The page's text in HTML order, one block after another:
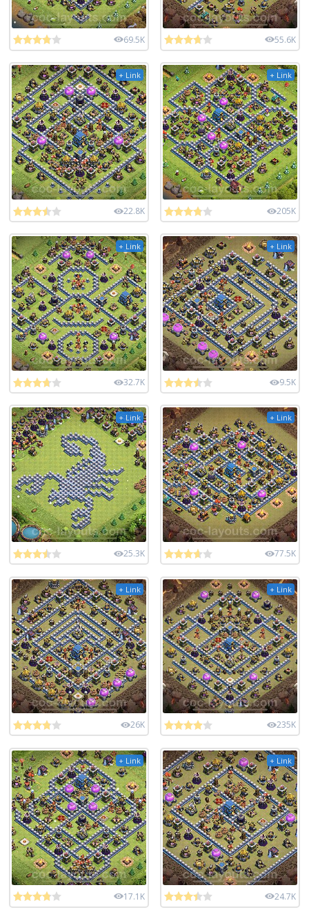
69.5K 55.6K
+ Link
22.8K
+ Link
205K
+ Link
32.7K
+ Link
9.5K
+ Link
25.3K
+ Link
77.5K
+ Link
26K
+ Link
235K
+ Link
17.1K
+ Link
24.7K